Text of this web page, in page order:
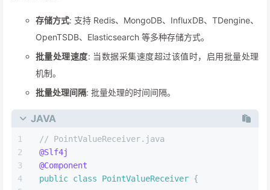
存储方式: 支持 Redis、MongoDB、InfluxDB、TDengine、
OpenTSDB、Elasticsearch 等多种存储方式。
批量处理速度: 当数据采集速度超过该值时，启用批量处理
机制。
批量处理间隔: 批量处理的时间间隔。
JAVA
// PointValueReceiver.java
@Slf4j
@Component
public class PointValueReceiver {